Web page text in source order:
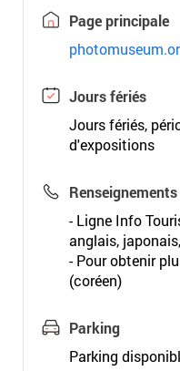
Page principale
Jours fériés
Jours fériés,
d'expositions
Renseignements
- Ligne Info
anglais,
- Pour obtenir
(coréen)
Parking
Parking